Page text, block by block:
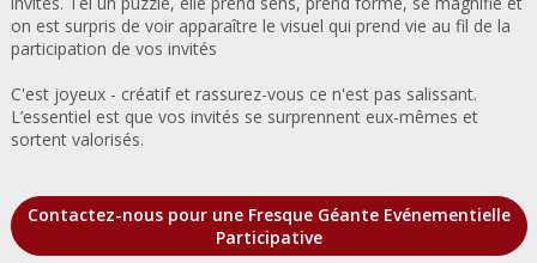
on est surpris de voir apparaître le visuel qui prend vie au fil de la
participation de vos invités
C'est joyeux - créatif et rassurez-vous ce n'est pas salissant.
L’essentiel est que vos invités se surprennent eux-mêmes et
sortent valorisés.
Contactez-nous pour une Fresque Géante Evénementielle
Participative